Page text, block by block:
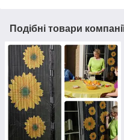
Подібні товари